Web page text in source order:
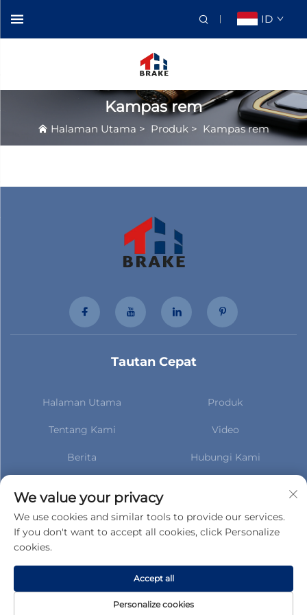
ID
Kampas rem
Halaman Utama > Produk > Kampas rem
Tautan Cepat
Halaman Utama Produk
Tentang Kami Video
Berita Hubungi Kami
mendapatkan informasi
terbaru tentang berita kami
Kekayaan Intelektual Dilindungi - Kebijakan Privasi
We value your privacy
We use cookies and similar tools to provide our services.
If you don't want to accept all cookies, click Personalize
cookies.
Personalize cookies
Accept all